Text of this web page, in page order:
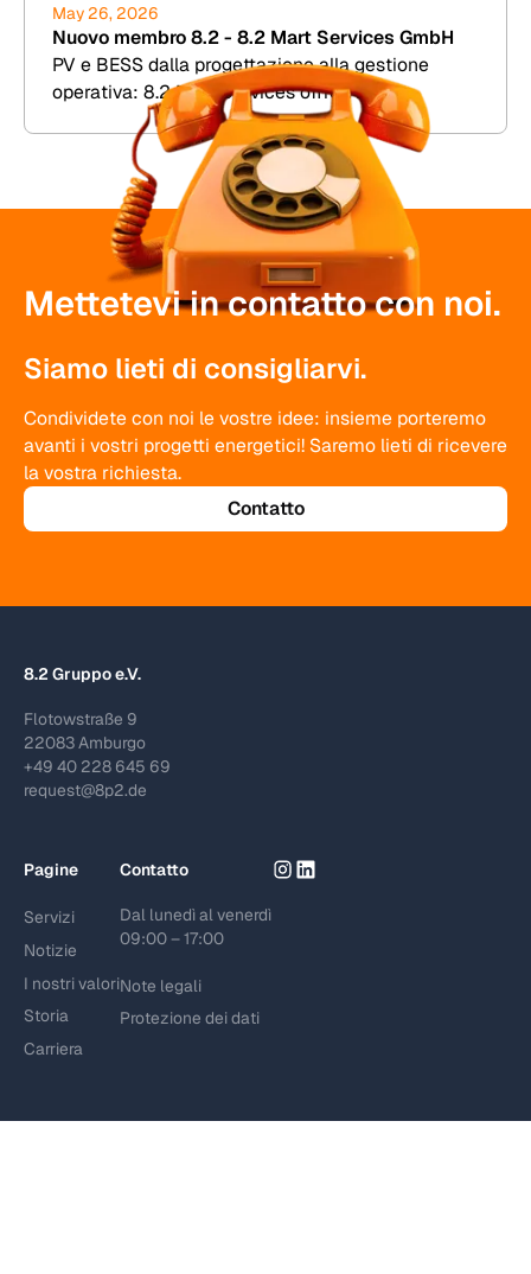
May 26, 2026
Nuovo membro 8.2 - 8.2 Mart Services GmbH
PV e BESS dalla progettazione alla gestione
operativa: 8.2 Mart Services offre TDD,
simulazione di rendimento e assistenza
commerciale per gli impianti.
Mettetevi in contatto con noi.
Siamo lieti di consigliarvi.
Condividete con noi le vostre idee: insieme porteremo
avanti i vostri progetti energetici! Saremo lieti di ricevere
la vostra richiesta.
Contatto
8.2 Gruppo e.V.
Flotowstraße 9
22083 Amburgo
+49 40 228 645 69
request@8p2.de
Pagine
Servizi
Notizie
I nostri valori
Storia
Carriera
Contatto
Dal lunedì al venerdì
09:00 – 17:00
Note legali
Protezione dei dati